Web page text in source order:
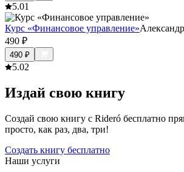
5.01
Курс «Финансовое управление»
490 ₽
490 ₽
5.02
Издай свою книгу
Создай свою книгу с Rideró бесплатно
просто, как раз, два, три!
Создать книгу бесплатно
Наши услуги